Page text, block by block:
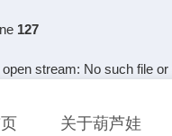
127
stream: No such file
关于葫芦娃